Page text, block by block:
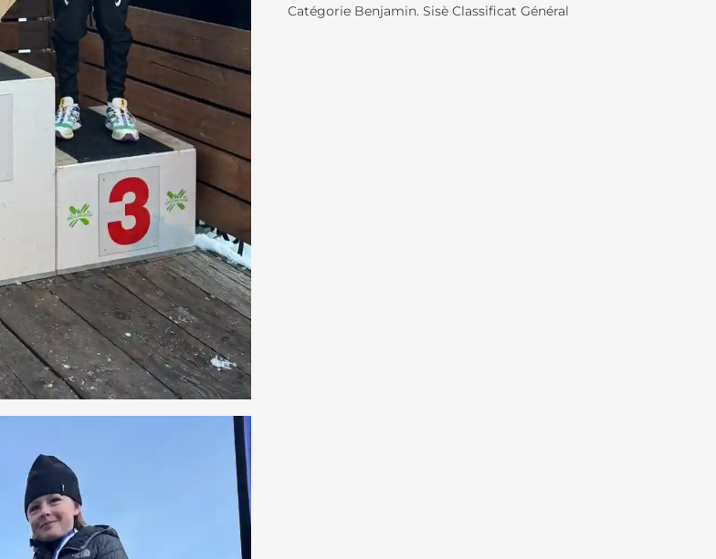
RÉSULTATS AUX EXAMENS
ORIENTATION AU LFB
ACCÈS AUX ÉTUDES SUPÉRIEURES
SCHOOL PROFILE
LES LETTRES DE L’ORIENTATION
BREVET D’INITIATION
AÉRONAUTIQUE
NOS VIDÉOS
VIE SCOLAIRE
LA RESTAURATION AU LFB
CALENDRIER SCOLAIRE
TRANSPORTS SCOLAIRES
PARTENARIATS
Catégorie Benjamin. Sisè Classificat Général